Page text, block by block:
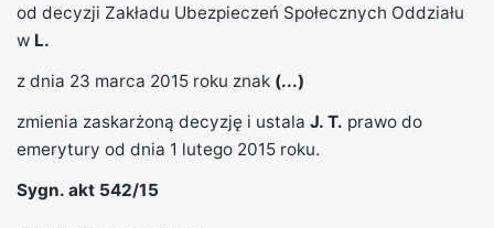
od decyzji Zakładu Ubezpieczeń Społecznych Oddziału
w L.
z dnia 23 marca 2015 roku znak (...)
zmienia zaskarżoną decyzję i ustala J. T. prawo do
emerytury od dnia 1 lutego 2015 roku.
Sygn. akt 542/15